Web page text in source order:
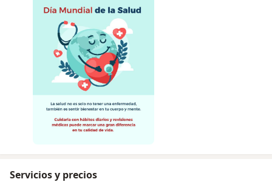
Servicios y precios